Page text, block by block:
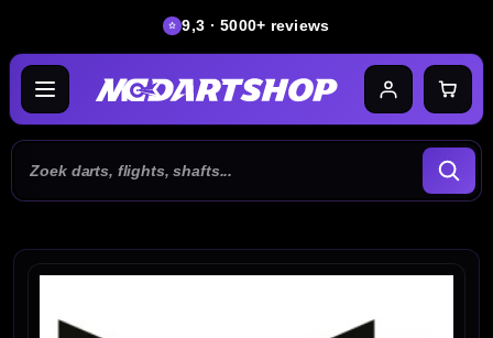
9,3 · 5000+ reviews